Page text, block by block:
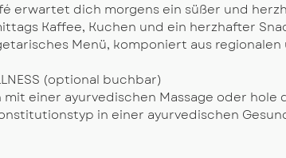
erwartet dich morgens ein süßer und
Kaffee, Kuchen und ein herzhafter
Menü, komponiert aus regionalen
(optional buchbar)
einer ayurvedischen Massage oder hole
in einer ayurvedischen